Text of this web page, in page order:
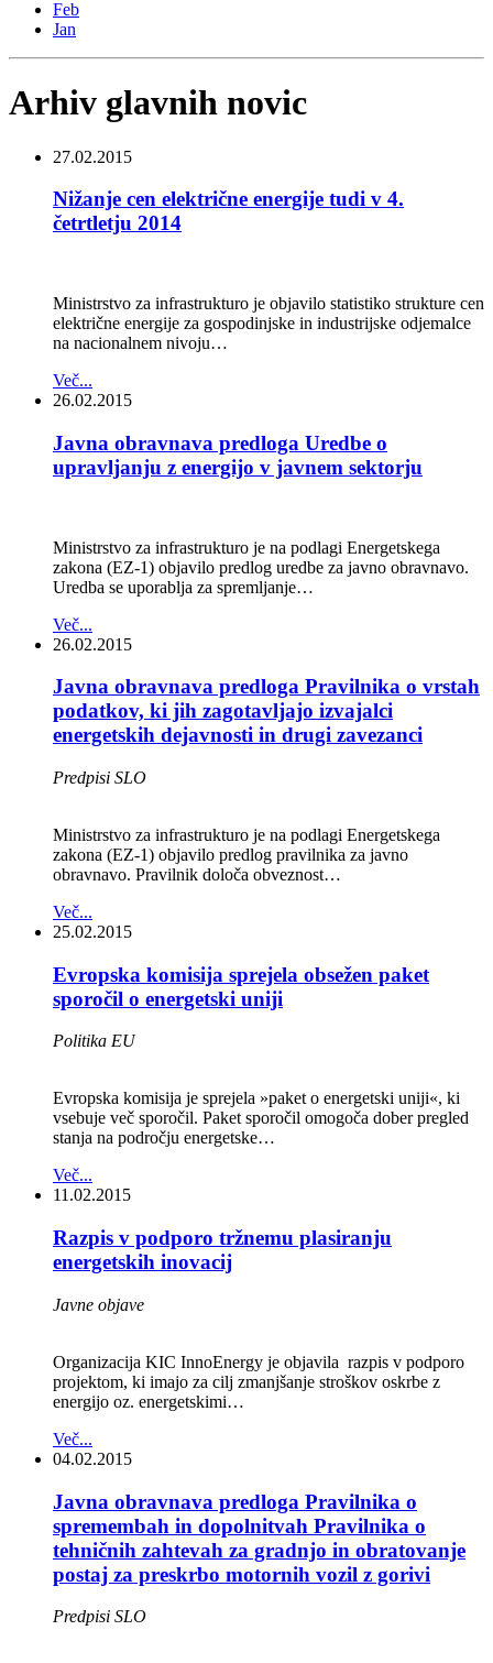
Feb
Jan
Arhiv glavnih novic
27.02.2015
Nižanje cen električne energije tudi v 4.
četrtletju 2014
Ministrstvo za infrastrukturo je objavilo statistiko strukture cen
električne energije za gospodinjske in industrijske odjemalce
na nacionalnem nivoju…
Več...
26.02.2015
Javna obravnava predloga Uredbe o
upravljanju z energijo v javnem sektorju
Ministrstvo za infrastrukturo je na podlagi Energetskega
zakona (EZ-1) objavilo predlog uredbe za javno obravnavo.
Uredba se uporablja za spremljanje…
Več...
26.02.2015
Javna obravnava predloga Pravilnika o vrstah
podatkov, ki jih zagotavljajo izvajalci
energetskih dejavnosti in drugi zavezanci
Predpisi SLO
Ministrstvo za infrastrukturo je na podlagi Energetskega
zakona (EZ-1) objavilo predlog pravilnika za javno
obravnavo. Pravilnik določa obveznost…
Več...
25.02.2015
Evropska komisija sprejela obsežen paket
sporočil o energetski uniji
Politika EU
Evropska komisija je sprejela »paket o energetski uniji«, ki
vsebuje več sporočil. Paket sporočil omogoča dober pregled
stanja na področju energetske…
Več...
11.02.2015
Razpis v podporo tržnemu plasiranju
energetskih inovacij
Javne objave
Organizacija KIC InnoEnergy je objavila razpis v podporo
projektom, ki imajo za cilj zmanjšanje stroškov oskrbe z
energijo oz. energetskimi…
Več...
04.02.2015
Javna obravnava predloga Pravilnika o
spremembah in dopolnitvah Pravilnika o
tehničnih zahtevah za gradnjo in obratovanje
postaj za preskrbo motornih vozil z gorivi
Predpisi SLO